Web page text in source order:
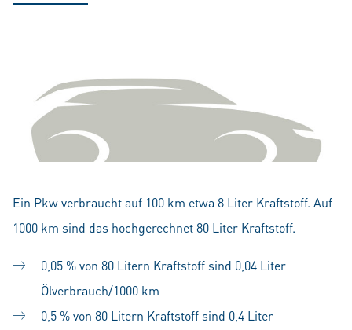
Ein Pkw verbraucht auf 100 km etwa 8 Liter Kraftstoff. Auf
1000 km sind das hochgerechnet 80 Liter Kraftstoff.
0,05 % von 80 Litern Kraftstoff sind 0,04 Liter
Ölverbrauch/1000 km
0,5 % von 80 Litern Kraftstoff sind 0,4 Liter